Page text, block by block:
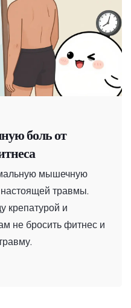
боль от
мышечную
настоящей травмы.
крепатурой и
не бросить фитнес и